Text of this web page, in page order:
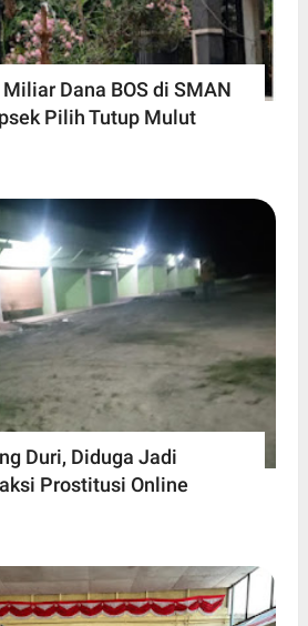
Dana BOS di SMAN
Pilih Tutup Mulut
Duri, Diduga Jadi
Prostitusi Online